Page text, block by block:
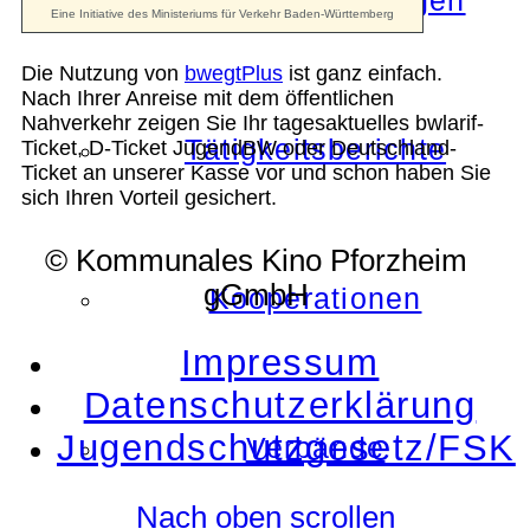
Tätigkeitsberichte
Kooperationen
Verbände
Die Nutzung von bwegtPlus ist ganz einfach.
Nach Ihrer Anreise mit dem öffentlichen
Nahverkehr zeigen Sie Ihr tagesaktuelles bwlarif-
Ticket, D-Ticket JugendBW oder Deutschland-
Ticket an unserer Kasse vor und schon haben Sie
sich Ihren Vorteil gesichert.
© Kommunales Kino Pforzheim
gGmbH
Impressum
Datenschutzerklärung
Jugendschutzgesetz/FSK
Nach oben scrollen